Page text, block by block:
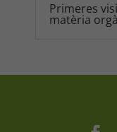
Primeres
matèria